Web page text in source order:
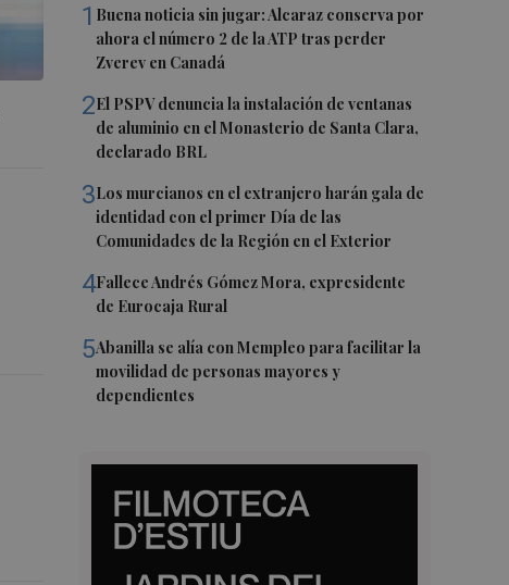
1 Buena noticia sin jugar: Alcaraz conserva por
ahora el número 2 de la ATP tras perder
Zverev en Canadá
2El PSPV denuncia la instalación de ventanas
de aluminio en el Monasterio de Santa Clara,
declarado BRL
3Los murcianos en el extranjero harán gala de
identidad con el primer Día de las
Comunidades de la Región en el Exterior
4Fallece Andrés Gómez Mora, expresidente
de Eurocaja Rural
5Abanilla se alía con Mempleo para facilitar la
movilidad de personas mayores y
dependientes